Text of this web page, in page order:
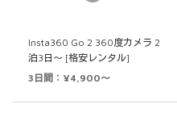
Insta360 Go 2 360度カメラ 2
泊3日～ [格安レンタル]
3日間：¥4,900～